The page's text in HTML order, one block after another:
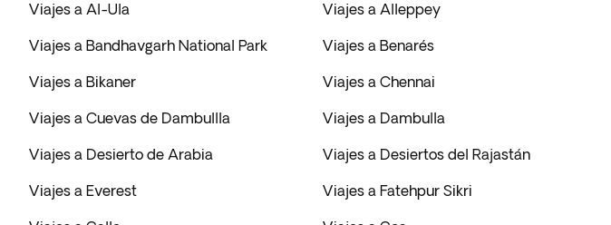
Viajes a Al-Ula Viajes a Alleppey
Viajes a Bandhavgarh National Park Viajes a Benarés
Viajes a Bikaner Viajes a Chennai
Viajes a Cuevas de Dambullla Viajes a Dambulla
Viajes a Desierto de Arabia Viajes a Desiertos del Rajastán
Viajes a Everest Viajes a Fatehpur Sikri